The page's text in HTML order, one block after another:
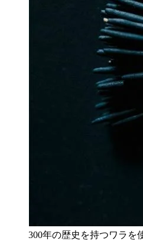
300年の歴史を持つワラを